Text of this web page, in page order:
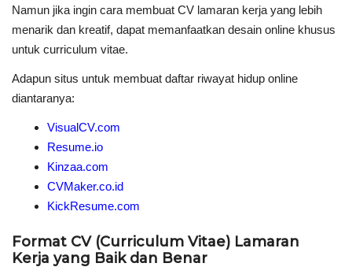
Namun jika ingin cara membuat CV lamaran kerja yang lebih
menarik dan kreatif, dapat memanfaatkan desain online khusus
untuk curriculum vitae.
Adapun situs untuk membuat daftar riwayat hidup online
diantaranya:
VisualCV.com
Resume.io
Kinzaa.com
CVMaker.co.id
KickResume.com
Format CV (Curriculum Vitae) Lamaran
Kerja yang Baik dan Benar